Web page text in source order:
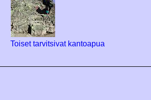
Toiset tarvitsivat kantoapua